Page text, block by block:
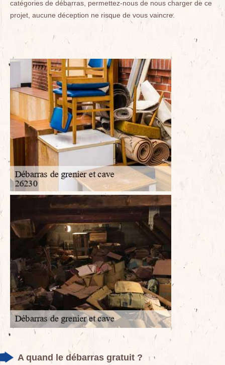
catégories de débarras, permettez-nous de nous charger de ce
projet, aucune déception ne risque de vous vaincre.
A quand le débarras gratuit ?